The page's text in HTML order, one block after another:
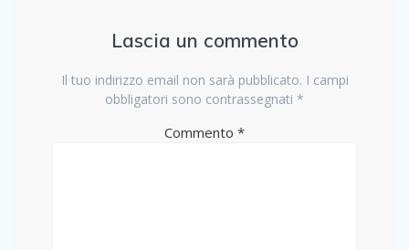
Lascia un commento
Il tuo indirizzo email non sarà pubblicato. I campi
obbligatori sono contrassegnati *
Commento *